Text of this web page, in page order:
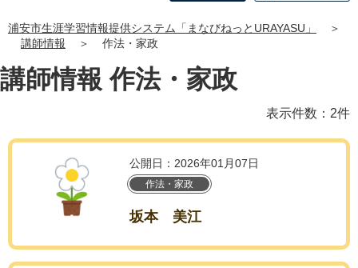
浦安市生涯学習情報提供システム「まなびねっとURAYASU」
＞
講師情報
＞ 作法・家政
講師情報 作法・家政
表示件数：2件
公開日：2026年01月07日
作法・家政
坂本 美江